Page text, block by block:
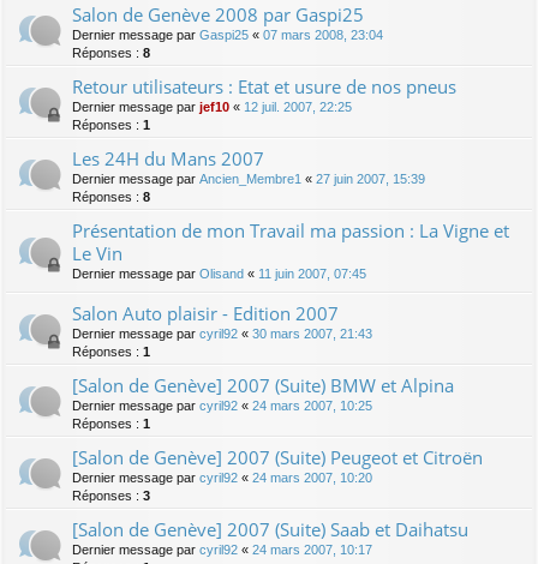
Salon de Genève 2008 par Gaspi25
Dernier message par Gaspi25 « 07 mars 2008, 23:04
Réponses : 8
Retour utilisateurs : Etat et usure de nos pneus
Dernier message par jef10 « 12 juil. 2007, 22:25
Réponses : 1
Les 24H du Mans 2007
Dernier message par Ancien_Membre1 « 27 juin 2007, 15:39
Réponses : 8
Présentation de mon Travail ma passion : La Vigne et
Le Vin
Dernier message par Olisand « 11 juin 2007, 07:45
Salon Auto plaisir - Edition 2007
Dernier message par cyril92 « 30 mars 2007, 21:43
Réponses : 1
[Salon de Genève] 2007 (Suite) BMW et Alpina
Dernier message par cyril92 « 24 mars 2007, 10:25
Réponses : 1
[Salon de Genève] 2007 (Suite) Peugeot et Citroën
Dernier message par cyril92 « 24 mars 2007, 10:20
Réponses : 3
[Salon de Genève] 2007 (Suite) Saab et Daihatsu
Dernier message par cyril92 « 24 mars 2007, 10:17